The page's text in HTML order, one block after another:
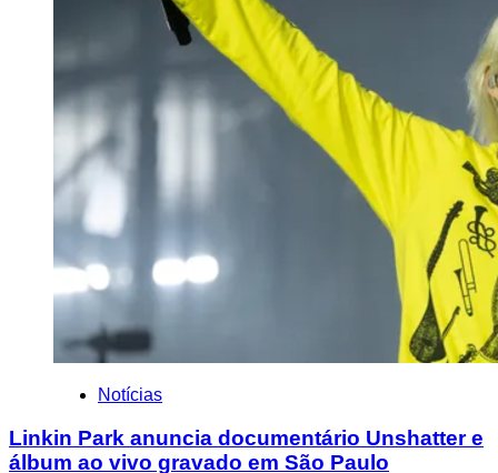
Notícias
Linkin Park anuncia documentário Unshatter e
álbum ao vivo gravado em São Paulo